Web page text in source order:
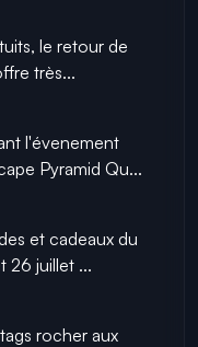
le retour de
très...
l'évenement
Pyramid Qu...
et cadeaux du
26 juillet ...
rocher aux